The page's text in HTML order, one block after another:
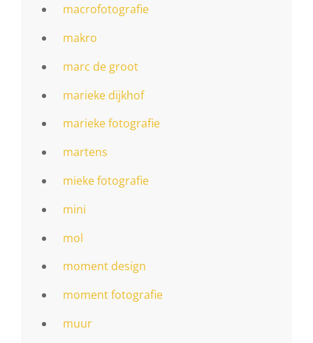
macrofotografie
makro
marc de groot
marieke dijkhof
marieke fotografie
martens
mieke fotografie
mini
mol
moment design
moment fotografie
muur